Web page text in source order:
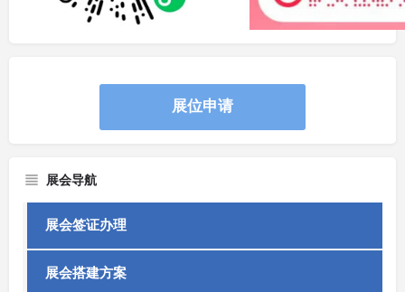
展位申请
展会导航
展会签证办理
展会搭建方案